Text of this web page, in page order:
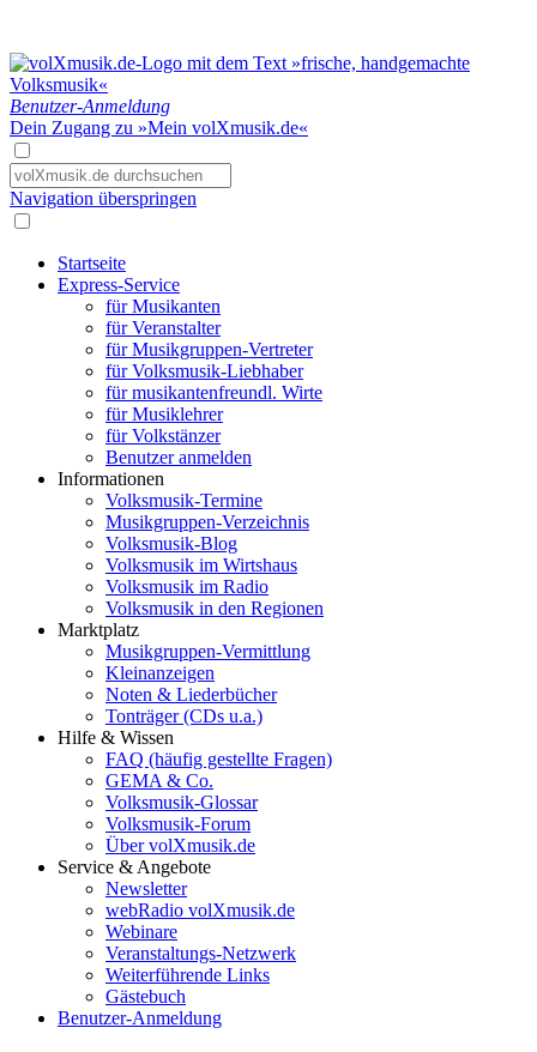
Benutzer-Anmeldung
Dein Zugang zu »Mein volXmusik.de«
Navigation überspringen
Startseite
Express-Service
für Musikanten
für Veranstalter
für Musikgruppen-Vertreter
für Volksmusik-Liebhaber
für musikantenfreundl. Wirte
für Musiklehrer
für Volkstänzer
Benutzer anmelden
Informationen
Volksmusik-Termine
Musikgruppen-Verzeichnis
Volksmusik-Blog
Volksmusik im Wirtshaus
Volksmusik im Radio
Volksmusik in den Regionen
Marktplatz
Musikgruppen-Vermittlung
Kleinanzeigen
Noten & Liederbücher
Tonträger (CDs u.a.)
Hilfe & Wissen
FAQ (häufig gestellte Fragen)
GEMA & Co.
Volksmusik-Glossar
Volksmusik-Forum
Über volXmusik.de
Service & Angebote
Newsletter
webRadio volXmusik.de
Webinare
Veranstaltungs-Netzwerk
Weiterführende Links
Gästebuch
Benutzer-Anmeldung